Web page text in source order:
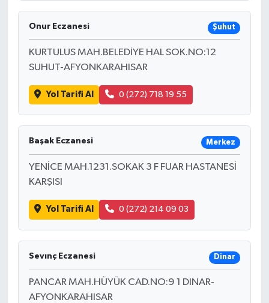
Onur Eczanesi Şuhut
KURTULUS MAH.BELEDİYE HAL SOK.NO:12
SUHUT-AFYONKARAHISAR
Yol Tarifi Al 0 (272) 718 19 55
Başak Eczanesi Merkez
YENİCE MAH.1231.SOKAK 3 F FUAR HASTANESİ
KARŞISI
Yol Tarifi Al 0 (272) 214 09 03
Sevınç Eczanesi Dinar
PANCAR MAH.HÜYÜK CAD.NO:9 1 DINAR-
AFYONKARAHISAR